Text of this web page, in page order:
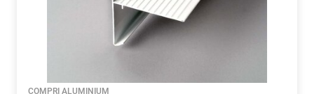
COMPRI ALUMINIUM